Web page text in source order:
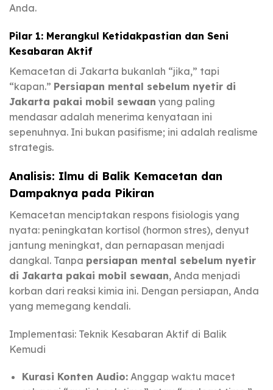
Anda.
Pilar 1: Merangkul Ketidakpastian dan Seni
Kesabaran Aktif
Kemacetan di Jakarta bukanlah “jika,” tapi
“kapan.” Persiapan mental sebelum nyetir di
Jakarta pakai mobil sewaan yang paling
mendasar adalah menerima kenyataan ini
sepenuhnya. Ini bukan pasifisme; ini adalah realisme
strategis.
Analisis: Ilmu di Balik Kemacetan dan
Dampaknya pada Pikiran
Kemacetan menciptakan respons fisiologis yang
nyata: peningkatan kortisol (hormon stres), denyut
jantung meningkat, dan pernapasan menjadi
dangkal. Tanpa persiapan mental sebelum nyetir
di Jakarta pakai mobil sewaan, Anda menjadi
korban dari reaksi kimia ini. Dengan persiapan, Anda
yang memegang kendali.
Implementasi: Teknik Kesabaran Aktif di Balik
Kemudi
Kurasi Konten Audio:Anggap waktu macet